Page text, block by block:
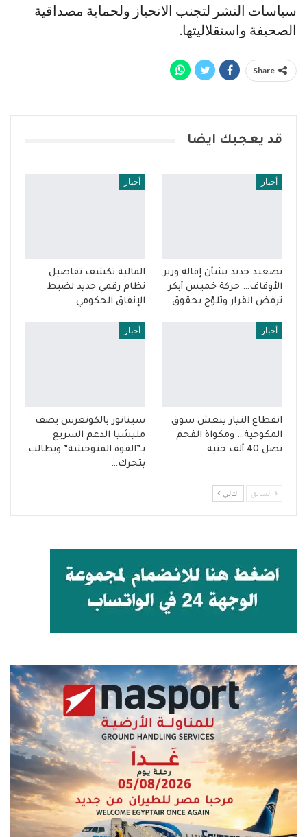
سياسات النشر لتجنب الانحياز ولحماية مصداقية
الصحيفة واستقلاليتها.
Share
قد يعجبك ايضا
أخبار
تصعيد جديد بشأن إقالة وزير
الأوقاف… حركة خميس أبكر
ترفض القرار وتلوّح بحقوق…
أخبار
المالية تكشف تفاصيل
نظام رقمي جديد لضبط
الإنفاق الحكومي
أخبار
انقطاع التيار ينعش سوق
المكوجية… ومكواة الفحم
تصل 40 ألف جنيه
أخبار
سيناتور بالكونغرس يصف
مليشيا الدعم السريع
بـ”القوة المتوحشة” ويطالب
بتحرك…
السابق التالي